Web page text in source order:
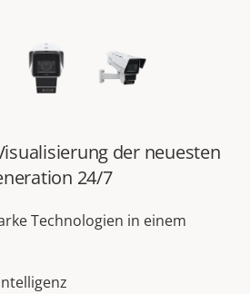
der neuesten
24/7
Technologien in einem